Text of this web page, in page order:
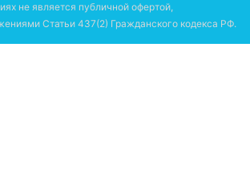
не является публичной офертой,
Статьи 437(2) Гражданского кодекса РФ.